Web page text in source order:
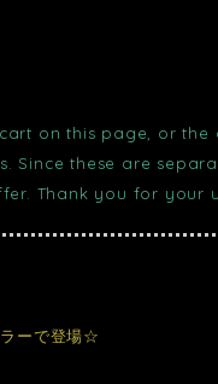
on this page, or the
Since these are
Thank you for your
ーで登場☆